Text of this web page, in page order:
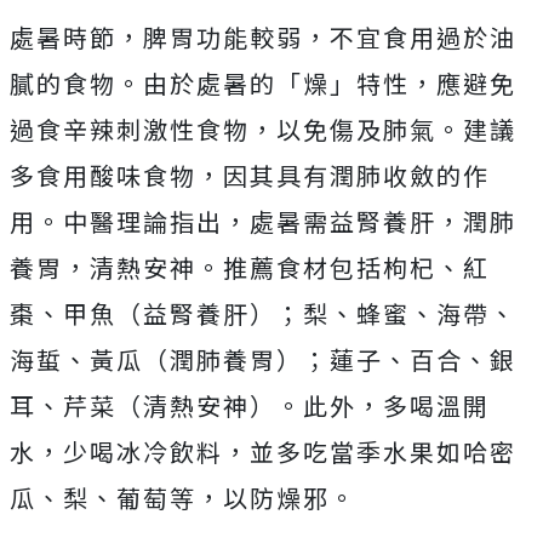
處暑時節，脾胃功能較弱，不宜食用過於油
膩的食物。由於處暑的「燥」特性，應避免
過食辛辣刺激性食物，以免傷及肺氣。建議
多食用酸味食物，因其具有潤肺收斂的作
用。中醫理論指出，處暑需益腎養肝，潤肺
養胃，清熱安神。推薦食材包括枸杞、紅
棗、甲魚（益腎養肝）；梨、蜂蜜、海帶、
海蜇、黃瓜（潤肺養胃）；蓮子、百合、銀
耳、芹菜（清熱安神）。此外，多喝溫開
水，少喝冰冷飲料，並多吃當季水果如哈密
瓜、梨、葡萄等，以防燥邪。